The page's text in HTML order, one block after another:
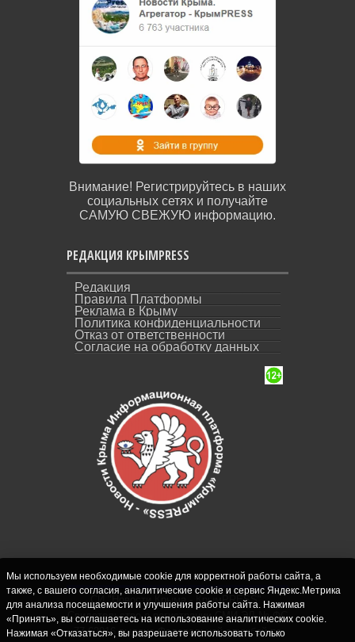
Внимание! Регистрируйтесь в наших
социальных сетях и получайте
САМУЮ СВЕЖУЮ информацию.
РЕДАКЦИЯ КРЫМPRESS
Редакция
Правила Платформы
Реклама в Крыму
Политика конфиденциальности
Отказ от ответственности
Согласие на обработку данных
СИ "Новости Крыма - КрымPRESS".
Свидетельство о регистрации СМИ ЭЛ № ФС
77-62916 выдано Федеральной службой по
Мы используем необходимые cookie для корректной работы сайта, а
также, с вашего согласия, аналитические cookie и сервис Яндекс.Метрика
для анализа посещаемости и улучшения работы сайта. Нажимая
«Принять», вы соглашаетесь на использование аналитических cookie.
Нажимая «Отказаться», вы разрешаете использовать только